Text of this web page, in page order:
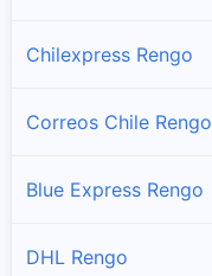
Chilexpress Rengo
Correos Chile Rengo
Blue Express Rengo
DHL Rengo